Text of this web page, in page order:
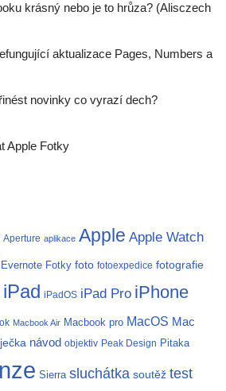
krásný nebo je to hrůza? (Alisczech
aktualizace Pages, Numbers a
novinky co vyrazí dech?
Apple Fotky
Aperture aplikace Apple Apple Watch
Evernote Fotky foto fotoexpedice fotografie
iPad iPadOS iPad Pro iPhone
Macbook Air Macbook pro MacOS Mac
návod objektiv Peak Design Pitaka
Sierra sluchátka soutěž test